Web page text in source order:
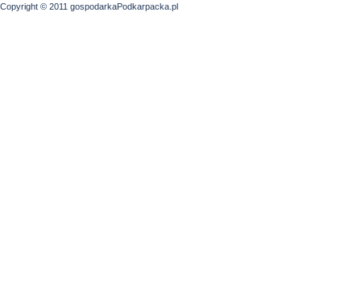
Copyright © 2011 gospodarkaPodkarpacka.pl